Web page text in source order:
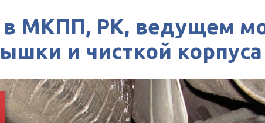
в МКПП, РК, ведущем
и чисткой корпуса